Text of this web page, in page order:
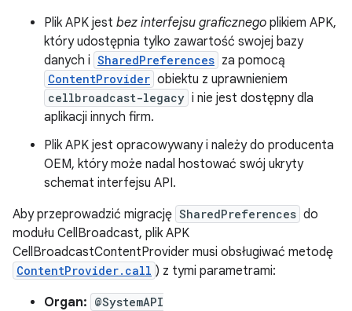
Plik APK jest bez interfejsu graficznego plikiem APK,
który udostępnia tylko zawartość swojej bazy
danych i SharedPreferences za pomocą
ContentProvider obiektu z uprawnieniem
cellbroadcast-legacy i nie jest dostępny dla
aplikacji innych firm.
Plik APK jest opracowywany i należy do producenta
OEM, który może nadal hostować swój ukryty
schemat interfejsu API.
Aby przeprowadzić migrację SharedPreferences do
modułu CellBroadcast, plik APK
CellBroadcastContentProvider musi obsługiwać metodę
ContentProvider.call ) z tymi parametrami:
Organ: @SystemAPI